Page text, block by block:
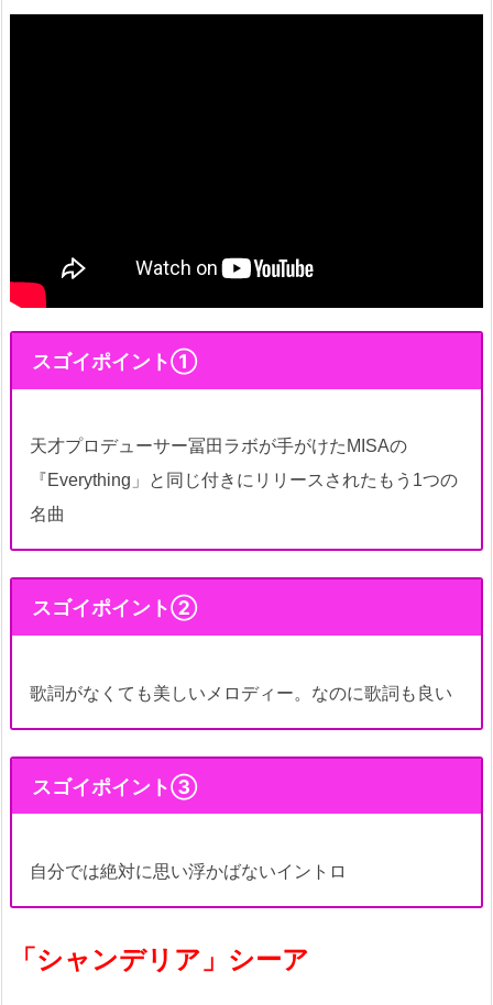
スゴイポイント①
天才プロデューサー冨田ラボが手がけたMISAの
『Everything」と同じ付きにリリースされたもう1つの
名曲
スゴイポイント②
歌詞がなくても美しいメロディー。なのに歌詞も良い
スゴイポイント③
自分では絶対に思い浮かばないイントロ
「シャンデリア」シーア